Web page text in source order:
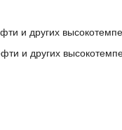
и других
и других